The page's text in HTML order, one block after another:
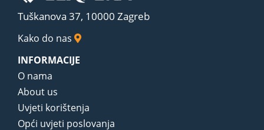
Tuškanova 37, 10000 Zagreb
Kako do nas
INFORMACIJE
O nama
About us
Uvjeti korištenja
Opći uvjeti poslovanja